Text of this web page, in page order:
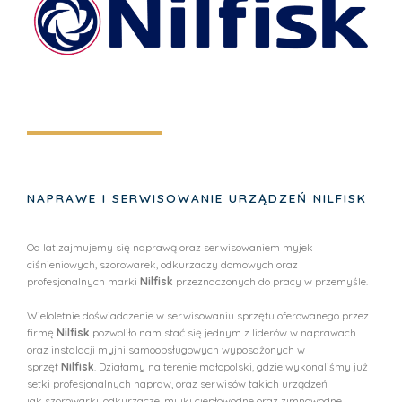
NAPRAWE I SERWISOWANIE URZĄDZEŃ NILFISK
Od lat zajmujemy się naprawą oraz serwisowaniem myjek
ciśnieniowych, szorowarek, odkurzaczy domowych oraz
profesjonalnych marki Nilfisk przeznaczonych do pracy w przemyśle.
Wieloletnie doświadczenie w serwisowaniu sprzętu oferowanego przez
firmę Nilfisk pozwoliło nam stać się jednym z liderów w naprawach
oraz instalacji myjni samoobsługowych wyposażonych w
sprzęt Nilfisk. Działamy na terenie małopolski, gdzie wykonaliśmy już
setki profesjonalnych napraw, oraz serwisów takich urządzeń